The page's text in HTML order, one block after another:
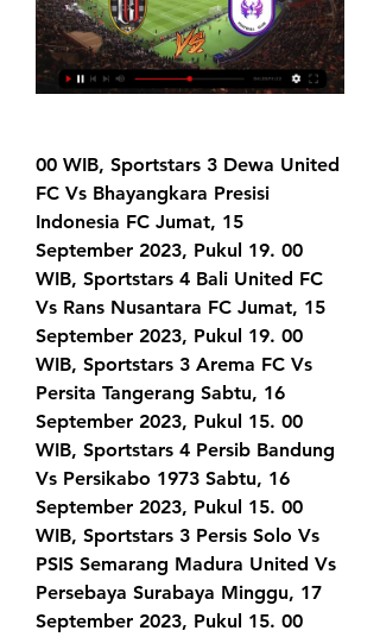
00 WIB, Sportstars 3 Dewa United
FC Vs Bhayangkara Presisi
Indonesia FC Jumat, 15
September 2023, Pukul 19. 00
WIB, Sportstars 4 Bali United FC
Vs Rans Nusantara FC Jumat, 15
September 2023, Pukul 19. 00
WIB, Sportstars 3 Arema FC Vs
Persita Tangerang Sabtu, 16
September 2023, Pukul 15. 00
WIB, Sportstars 4 Persib Bandung
Vs Persikabo 1973 Sabtu, 16
September 2023, Pukul 15. 00
WIB, Sportstars 3 Persis Solo Vs
PSIS Semarang Madura United Vs
Persebaya Surabaya Minggu, 17
September 2023, Pukul 15. 00